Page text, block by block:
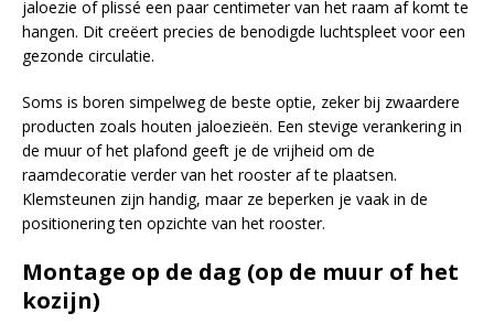
jaloezie of plissé een paar centimeter van het raam af komt te
hangen. Dit creëert precies de benodigde luchtspleet voor een
gezonde circulatie.
Soms is boren simpelweg de beste optie, zeker bij zwaardere
producten zoals houten jaloezieën. Een stevige verankering in
de muur of het plafond geeft je de vrijheid om de
raamdecoratie verder van het rooster af te plaatsen.
Klemsteunen zijn handig, maar ze beperken je vaak in de
positionering ten opzichte van het rooster.
Montage op de dag (op de muur of het
kozijn)